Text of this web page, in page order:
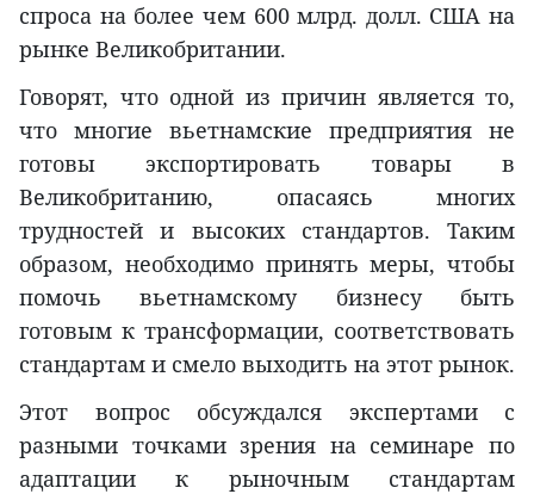
спроса на более чем 600 млрд. долл. США на
рынке Великобритании.
Говорят, что одной из причин является то,
что многие вьетнамские предприятия не
готовы экспортировать товары в
Великобританию, опасаясь многих
трудностей и высоких стандартов. Таким
образом, необходимо принять меры, чтобы
помочь вьетнамскому бизнесу быть
готовым к трансформации, соответствовать
стандартам и смело выходить на этот рынок.
Этот вопрос обсуждался экспертами с
разными точками зрения на семинаре по
адаптации к рыночным стандартам